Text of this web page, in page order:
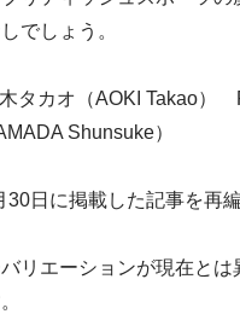
でしょう。
タカオ（AOKI Takao）
Shunsuke）
日に掲載した記事を再
リエーションが現在とは